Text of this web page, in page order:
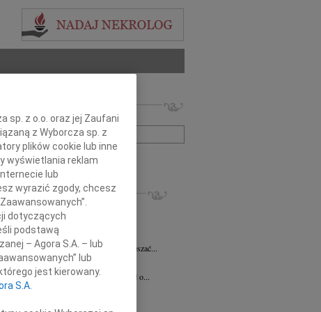
lub numer ogłoszenia:
+ szukanie zaawansowane
Pliszkiewicz05.08.2026
żegnamy Profesora Marka...
Szymańska
miłość mogła uzdrawiać a łzy wskrzeszać...
Gołaszewski 04.08.2026
smutkiem przyjęliśmy wiadomość o...
Perzanowski
sp. z o.o. oraz jej Zaufani
z Wyborcza sp. z
plików cookie lub inne
wyświetlania reklam
lub
wyrazić zgody, chcesz
dotyczących
podstawą
– Agora S.A. – lub
lub
jest kierowany.
S.A.